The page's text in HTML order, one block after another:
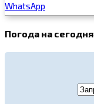
WhatsApp
Погода на сегодня